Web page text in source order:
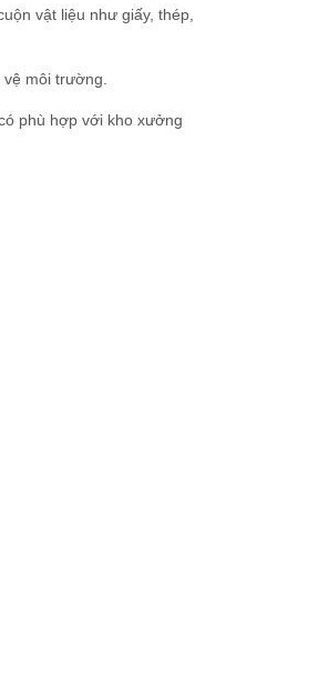
vật liệu như giấy, thép,
môi trường.
phù hợp với kho xưởng